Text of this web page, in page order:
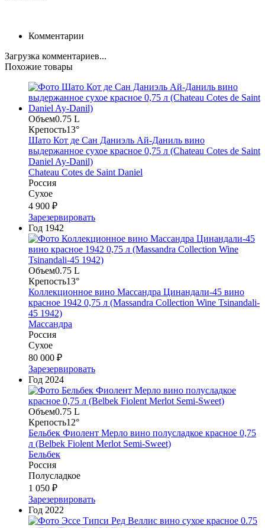
Комментарии
Загрузка комментариев...
Похожие товары
Объем0.75 L
Крепость13°
Шато Кот де Сан Даниэль Ай-Даниль вино
выдержанное сухое красное 0,75 л (Chateau Cotes de Saint
Daniel Ay-Danil)
Chateau Cotes de Saint Daniel
Россия
Сухое
4 900 ₽
Зарезервировать
Год 1942
Объем0.75 L
Крепость13°
Коллекционное вино Массандра Цинандали-45 вино
красное 1942 0,75 л (Massandra Collection Wine Tsinandali-
45 1942)
Массандра
Россия
Сухое
80 000 ₽
Зарезервировать
Год 2024
Объем0.75 L
Крепость12°
Бельбек Фиолент Мерло вино полусладкое красное 0,75
л (Belbek Fiolent Merlot Semi-Sweet)
Бельбек
Россия
Полусладкое
1 050 ₽
Зарезервировать
Год 2022